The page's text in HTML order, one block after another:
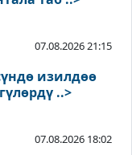
07.08.2026 21:15
изилдөө
..>
07.08.2026 18:02